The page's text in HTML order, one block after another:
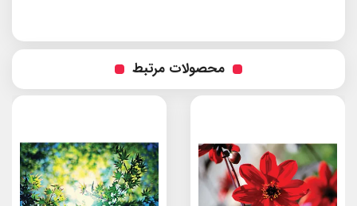
محصولات مرتبط